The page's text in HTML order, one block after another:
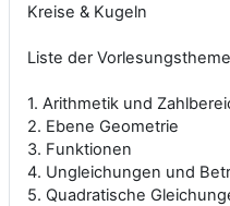
Kreise & Kugeln
Liste der
1. Arithmetik und
2. Ebene Geometrie
3. Funktionen
4. Ungleichungen und
5. Quadratische